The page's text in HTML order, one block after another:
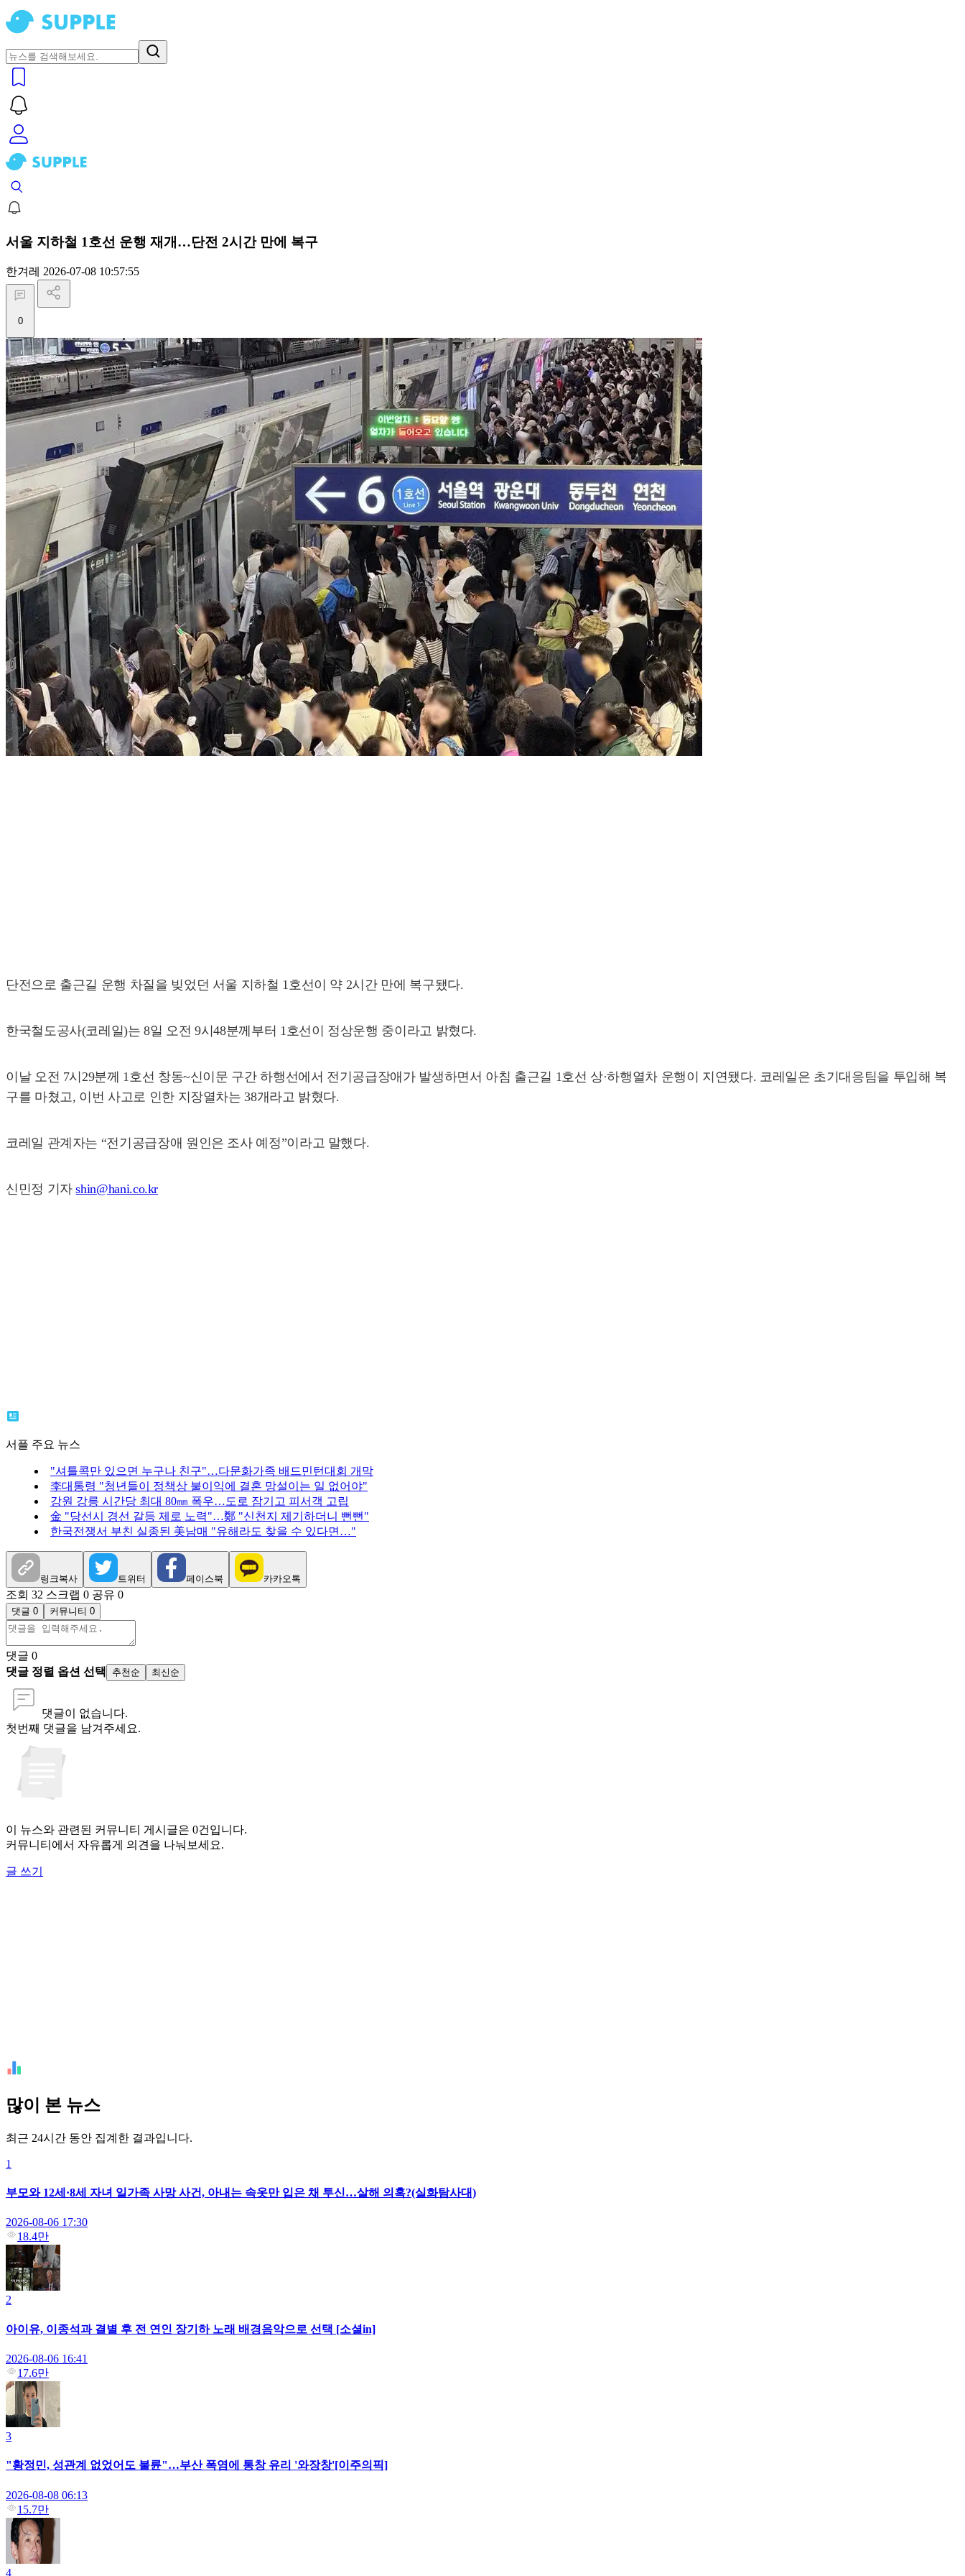
서울 지하철 1호선 운행 재개…단전 2시간 만에 복구
한겨레 2026-07-08 10:57:55
0
단전으로 출근길 운행 차질을 빚었던 서울 지하철 1호선이 약 2시간 만에 복구됐다.
한국철도공사(코레일)는 8일 오전 9시48분께부터 1호선이 정상운행 중이라고 밝혔다.
이날 오전 7시29분께 1호선 창동~신이문 구간 하행선에서 전기공급장애가 발생하면서 아침 출근길 1호선 상·하행열차 운행이 지연됐다. 코레일은 초기대응팀을 투입해 복
구를 마쳤고, 이번 사고로 인한 지장열차는 38개라고 밝혔다.
코레일 관계자는 “전기공급장애 원인은 조사 예정”이라고 말했다.
신민정 기자shin@hani.co.kr
서플 주요 뉴스
"셔틀콕만 있으면 누구나 친구"…다문화가족 배드민턴대회 개막
李대통령 "청년들이 정책상 불이익에 결혼 망설이는 일 없어야"
강원 강릉 시간당 최대 80㎜ 폭우…도로 잠기고 피서객 고립
金 "당선시 경선 갈등 제로 노력"…鄭 "신천지 제기하더니 뻔뻔"
한국전쟁서 부친 실종된 美남매 "유해라도 찾을 수 있다면…"
링크복사 트위터 페이스북 카카오톡
조회 32 스크랩 0 공유 0
댓글 0 커뮤니티 0
댓글 0
댓글 정렬 옵션 선택
추천순 최신순
댓글이 없습니다.
첫번째 댓글을 남겨주세요.
이 뉴스와 관련된 커뮤니티 게시글은 0건입니다.
커뮤니티에서 자유롭게 의견을 나눠보세요.
글 쓰기
많이 본 뉴스
최근 24시간 동안 집계한 결과입니다.
1
부모와 12세·8세 자녀 일가족 사망 사건, 아내는 속옷만 입은 채 투신…살해 의혹?(실화탐사대)
2026-08-06 17:30
18.4만
2
아이유, 이종석과 결별 후 전 연인 장기하 노래 배경음악으로 선택 [소셜in]
2026-08-06 16:41
17.6만
3
"황정민, 성관계 없었어도 불륜"…부산 폭염에 통창 유리 '와장창'[이주의픽]
2026-08-08 06:13
15.7만
4